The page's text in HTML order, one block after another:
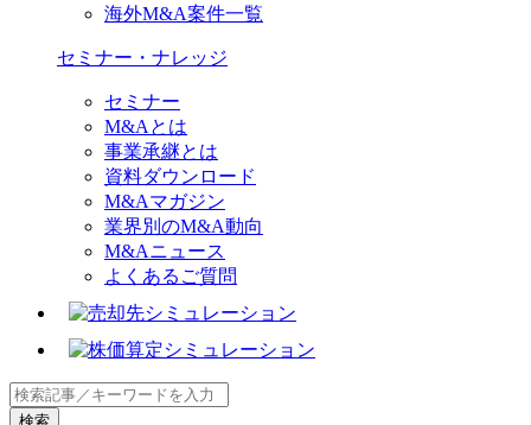
海外M&A案件一覧
セミナー・ナレッジ
セミナー
M&Aとは
事業承継とは
資料ダウンロード
M&Aマガジン
業界別のM&A動向
M&Aニュース
よくあるご質問